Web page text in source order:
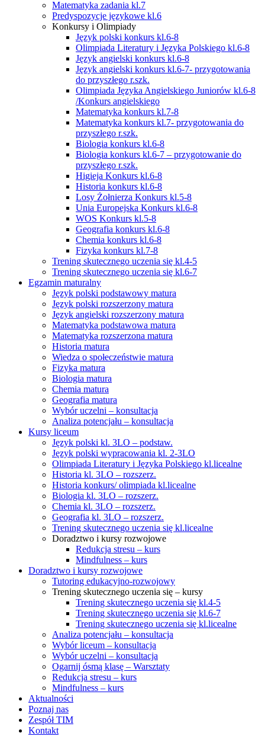
Matematyka zadania kl.7
Predyspozycje językowe kl.6
Konkursy i Olimpiady
Język polski konkurs kl.6-8
Olimpiada Literatury i Języka Polskiego kl.6-8
Język angielski konkurs kl.6-8
Język angielski konkurs kl.6-7- przygotowania
do przyszłego r.szk.
Olimpiada Języka Angielskiego Juniorów kl.6-8
/Konkurs angielskiego
Matematyka konkurs kl.7-8
Matematyka konkurs kl.7- przygotowania do
przyszłego r.szk.
Biologia konkurs kl.6-8
Biologia konkurs kl.6-7 – przygotowanie do
przyszłego r.szk.
Higieja Konkurs kl.6-8
Historia konkurs kl.6-8
Losy Żołnierza Konkurs kl.5-8
Unia Europejska Konkurs kl.6-8
WOS Konkurs kl.5-8
Geografia konkurs kl.6-8
Chemia konkurs kl.6-8
Fizyka konkurs kl.7-8
Trening skutecznego uczenia się kl.4-5
Trening skutecznego uczenia się kl.6-7
Egzamin maturalny
Język polski podstawowy matura
Język polski rozszerzony matura
Język angielski rozszerzony matura
Matematyka podstawowa matura
Matematyka rozszerzona matura
Historia matura
Wiedza o społeczeństwie matura
Fizyka matura
Biologia matura
Chemia matura
Geografia matura
Wybór uczelni – konsultacja
Analiza potencjału – konsultacja
Kursy liceum
Język polski kl. 3LO – podstaw.
Język polski wypracowania kl. 2-3LO
Olimpiada Literatury i Języka Polskiego kl.licealne
Historia kl. 3LO – rozszerz.
Historia konkurs/ olimpiada kl.licealne
Biologia kl. 3LO – rozszerz.
Chemia kl. 3LO – rozszerz.
Geografia kl. 3LO – rozszerz.
Trening skutecznego uczenia się kl.licealne
Doradztwo i kursy rozwojowe
Redukcja stresu – kurs
Mindfulness – kurs
Doradztwo i kursy rozwojowe
Tutoring edukacyjno-rozwojowy
Trening skutecznego uczenia się – kursy
Trening skutecznego uczenia się kl.4-5
Trening skutecznego uczenia się kl.6-7
Trening skutecznego uczenia się kl.licealne
Analiza potencjału – konsultacja
Wybór liceum – konsultacja
Wybór uczelni – konsultacja
Ogarnij ósmą klasę – Warsztaty
Redukcja stresu – kurs
Mindfulness – kurs
Aktualności
Poznaj nas
Zespół TIM
Kontakt